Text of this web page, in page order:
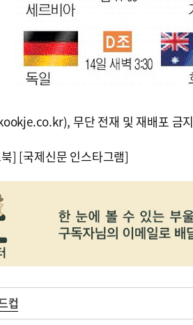
무단 전재 및 재배포 금지
] [국제신문 인스타그램]
컵